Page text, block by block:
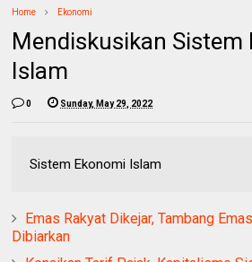
Home Ekonomi
Mendiskusikan Sistem
Islam
0 Sunday, May 29, 2022
Sistem Ekonomi Islam
Emas Rakyat Dikejar, Tambang
Dibiarkan